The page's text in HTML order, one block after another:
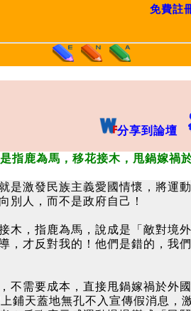
免費註
分享到論壇
指鹿為馬，移花接木，甩鍋嫁禍
是激發民族主義愛國情懷，將運
別人，而不是政府自己！
木，指鹿為馬，說成是「敵對境
，才反對我的！他們是錯的，我
不需要成本，直接甩鍋嫁禍於外
鋪天蓋地無孔不入宣傳假消息，